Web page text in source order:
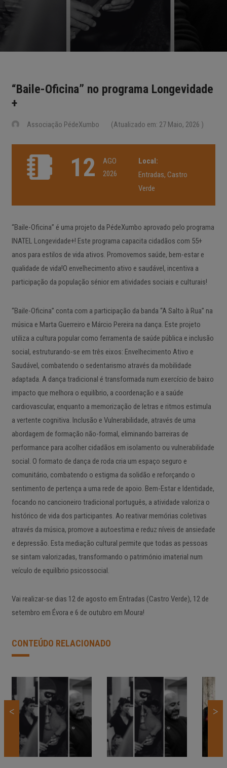
“Baile-Oficina” no programa Longevidade
+
Associação PédeXumbo (Atualizado em: 27 Maio, 2026 )
12
AGO
2026
Local:
Entradas, Castro
Verde
“Baile-Oficina” é uma projeto da PédeXumbo aprovado pelo programa
INATEL Longevidade+! Este programa capacita cidadãos com 55+
anos para estilos de vida ativos. Promovemos saúde, bem-estar e
qualidade de vida!O envelhecimento ativo e saudável, incentiva a
participação da população sénior em atividades sociais e culturais!
“Baile-Oficina” conta com a participação da banda “A Salto à Rua” na
música e Marta Guerreiro e Márcio Pereira na dança. Este projeto
utiliza a cultura popular como ferramenta de saúde pública e inclusão
social, estruturando-se em três eixos: Envelhecimento Ativo e
Saudável, combatendo o sedentarismo através da mobilidade
adaptada. A dança tradicional é transformada num exercício de baixo
impacto que melhora o equilíbrio, a coordenação e a saúde
cardiovascular, enquanto a memorização de letras e ritmos estimula
a vertente cognitiva. Inclusão e Vulnerabilidade, através de uma
abordagem de formação não-formal, eliminando barreiras de
performance para acolher cidadãos em isolamento ou vulnerabilidade
social. O formato de dança de roda cria um espaço seguro e
comunitário, combatendo o estigma da solidão e reforçando o
sentimento de pertença a uma rede de apoio. Bem-Estar e Identidade,
focando no cancioneiro tradicional português, a atividade valoriza o
histórico de vida dos participantes. Ao reativar memórias coletivas
através da música, promove a autoestima e reduz níveis de ansiedade
e depressão. Esta mediação cultural permite que todas as pessoas
se sintam valorizadas, transformando o património imaterial num
veículo de equilíbrio psicossocial.
Vai realizar-se dias 12 de agosto em Entradas (Castro Verde), 12 de
setembro em Évora e 6 de outubro em Moura!
CONTEÚDO RELACIONADO
< >